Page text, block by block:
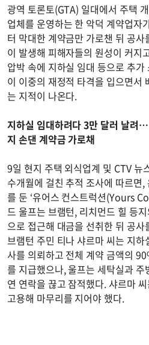
광역 토론토(GTA) 일대에서 주택
업체를 운영하는 한 악덕 계약업자
터 막대한 계약금만 가로챈 뒤 공
이 발생해 피해자들의 원성이 커지
압박 속에 지하실 임대 등으로 추
이 이중의 재정적 타격을 입으면서
는 지적이 나온다.
지하실 임대하려다 3만 달러 날려
지 손댄 계약금 가로채
9일 현지 주택 외식업계 및 CTV 뉴
수개월에 걸친 추적 조사에 따르면
를 둔 ‘유어스 컨스트럭션(Yours
드 울프는 브램턴, 리치먼드 힐 등
으로 접근해 대금을 선취한 뒤 공
브램턴 주민 티나 샤르마 씨는 지
사를 의뢰하고 전체 계약 금액의
를 지급했으나, 울프는 세탁실과
연 연락을 끊고 잠적했다. 샤르마
고용해 마무리를 지어야 했다.